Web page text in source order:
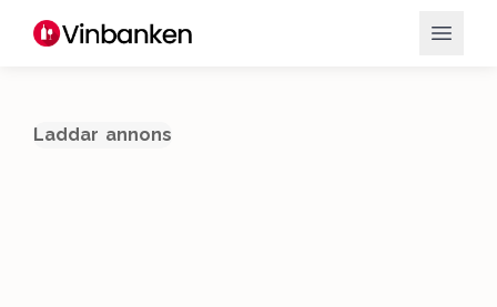
Laddar annons